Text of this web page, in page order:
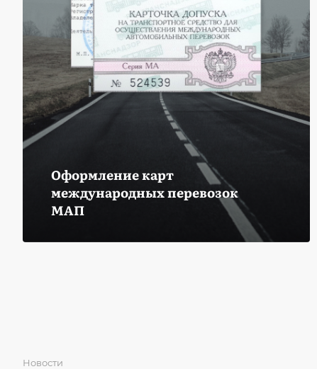
Оформление карт
международных перевозок
МАП
Новости